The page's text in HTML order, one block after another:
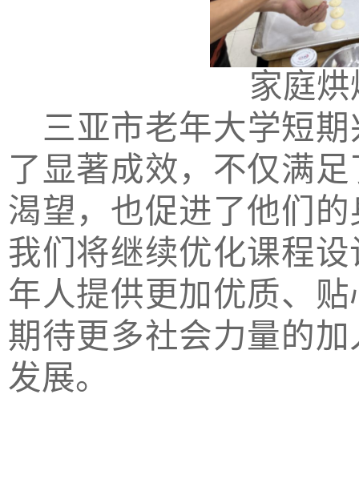
家庭烘
三亚市老年大学短
了显著成效，不仅满
渴望，也促进了他们
我们将继续优化课程
年人提供更加优质、
期待更多社会力量的
发展。